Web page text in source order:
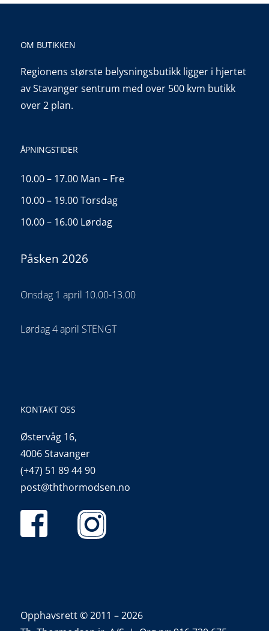
OM BUTIKKEN
Regionens største belysningsbutikk ligger i hjertet
av Stavanger sentrum med over 500 kvm butikk
over 2 plan.
ÅPNINGSTIDER
10.00 – 17.00 Man – Fre
10.00 – 19.00 Torsdag
10.00 – 16.00 Lørdag
Påsken 2026
Onsdag 1 april 10.00-13.00
Lørdag 4 april STENGT
KONTAKT OSS
Østervåg 16,
4006 Stavanger
(+47) 51 89 44 90
post@ththormodsen.no
Opphavsrett © 2011 – 2026